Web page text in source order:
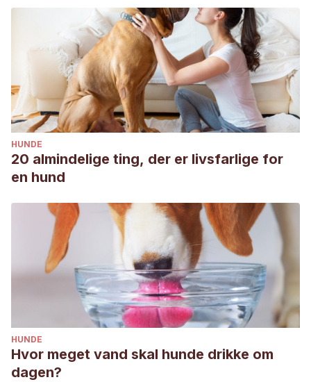
HUNDE
20 almindelige ting, der er livsfarlige for
en hund
HUNDE
Hvor meget vand skal hunde drikke om
dagen?